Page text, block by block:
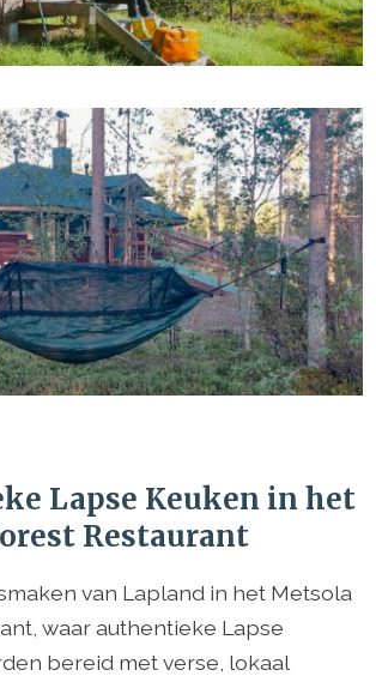
Lapse Keuken in het
Restaurant
van Lapland in het Metsola
waar authentieke Lapse
bereid met verse, lokaal